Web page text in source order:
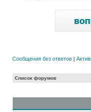
Сообщения без ответов |
Список форумов